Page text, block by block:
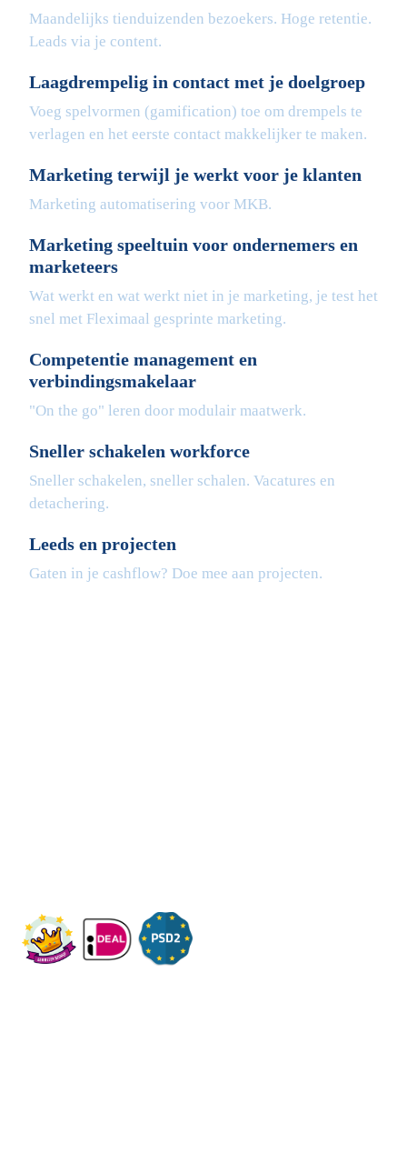
Maandelijks tienduizenden bezoekers. Hoge retentie.
Leads via je content.
Laagdrempelig in contact met je doelgroep
Voeg spelvormen (gamification) toe om drempels te
verlagen en het eerste contact makkelijker te maken.
Marketing terwijl je werkt voor je klanten
Marketing automatisering voor MKB.
Marketing speeltuin voor ondernemers en
marketeers
Wat werkt en wat werkt niet in je marketing, je test het
snel met Fleximaal gesprinte marketing.
Competentie management en
verbindingsmakelaar
"On the go" leren door modulair maatwerk.
Sneller schakelen workforce
Sneller schakelen, sneller schalen. Vacatures en
detachering.
Leeds en projecten
Gaten in je cashflow? Doe mee aan projecten.